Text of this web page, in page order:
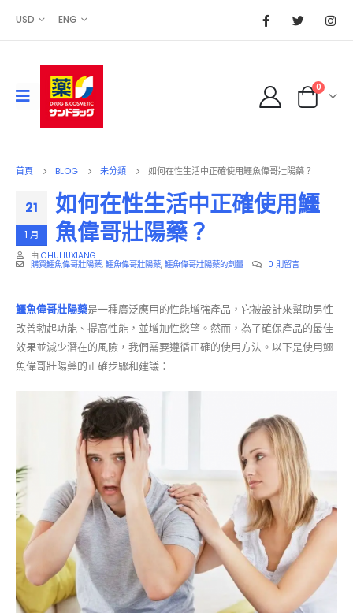
USD ENG
0
首頁 BLOG 未分類 如何在性生活中正確使用鱷魚偉哥壯陽藥？
21
1 月
如何在性生活中正確使用鱷
魚偉哥壯陽藥？
由 CHULIUXIANG
購買鱷魚偉哥壯陽藥,鱷魚偉哥壯陽藥,鱷魚偉哥壯陽藥的劑量 0 則留言
鱷魚偉哥壯陽藥是一種廣泛應用的性能增強產品，它被設計來幫助男性
改善勃起功能、提高性能，並增加性慾望。然而，為了確保產品的最佳
效果並減少潛在的風險，我們需要遵循正確的使用方法。以下是使用鱷
魚偉哥壯陽藥的正確步驟和建議：